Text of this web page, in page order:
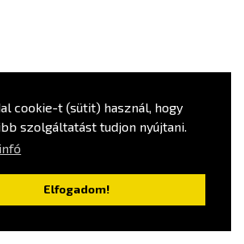
cookie-t (sütit) használ, hogy
szolgáltatást tudjon nyújtani.
Elfogadom!